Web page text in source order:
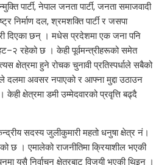
पार्टी, नेपाल जनता पार्टी, जनता समाजवादी
निर्माण दल, श्रमशक्ति पार्टी र जसपा
दिएका छन् । मधेस प्रदेशमा एक जना पनि
रहेको छ । केही पूर्वमन्त्रीहरूको समेत
क्षेत्रमा हुने रोचक चुनावी प्रतिस्पर्धाले सबैको
दलमा अवसर नपाएको र आफ्ना मुद्दा उठाउन
क्षेत्रमा डमी उम्मेदवारको प्रवृत्ति बढ्दै
सदस्य जुलीकुमारी महतो धनुषा क्षेत्र नं।
छ । एमालेको राजनीतिमा क्रियाशील भएकी
यसै निर्वाचन क्षेत्रबाट विजयी भएकी थिइन् ।